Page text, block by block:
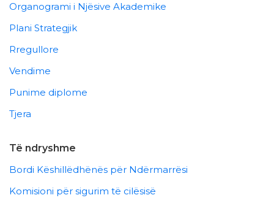
Organogrami i Njësive Akademike
Plani Strategjik
Rregullore
Vendime
Punime diplome
Tjera
Të ndryshme
Bordi Këshillëdhënës për Ndërmarrësi
Komisioni për sigurim të cilësisë